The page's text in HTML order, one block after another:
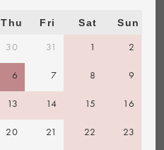
Thu Fri Sat Sun
30 31 1 2
6 7 8 9
13 14 15 16
20 21 22 23